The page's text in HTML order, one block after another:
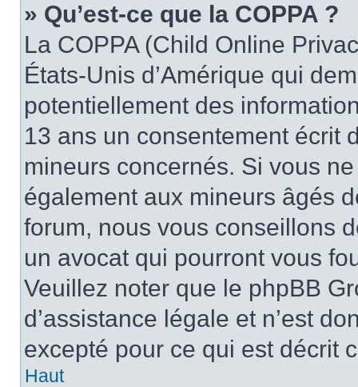
» Qu’est-ce que la COPPA ?
La COPPA (Child Online
États-Unis d’Amérique qui
potentiellement des
13 ans un consentement écrit
mineurs concernés. Si vous
également aux mineurs âgés
forum, nous vous conseillons
un avocat qui pourront vous
Veuillez noter que le phpBB
d’assistance légale et n’est
excepté pour ce qui est décrit
Haut